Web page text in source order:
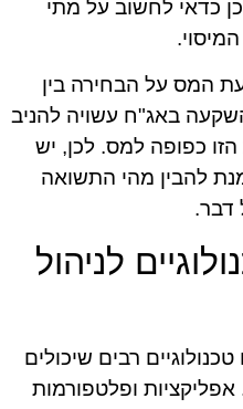
כדאי לחשוב על מתי
המס על הבחירה בין
באג"ח עשויה להניב
כפופה למס. לכן, יש
להבין מהי התשואה
דבר.
לניהול
רבים שיכולים
ופלטפורמות